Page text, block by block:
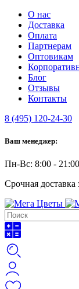
О нас
Доставка
Оплата
Партнерам
Оптовикам
Блог
Отзывы
Контакты
8 (495) 120-24-30
Ваш менеджер:
Пн-Вс: 8:00 - 21:00
Срочная доставка